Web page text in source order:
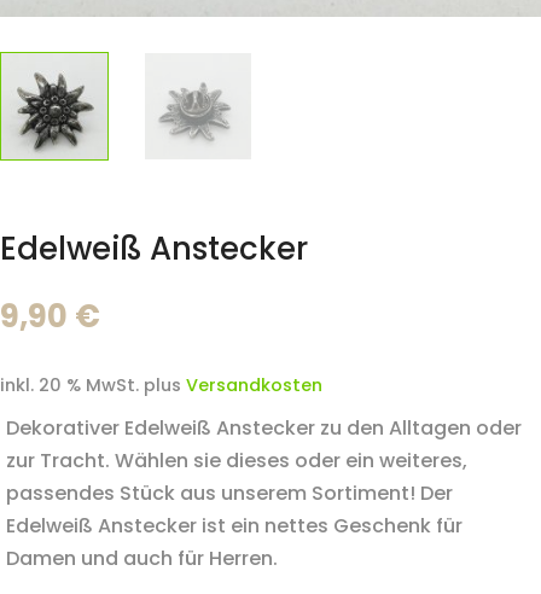
Edelweiß Anstecker
9,90 €
inkl. 20 % MwSt. plus Versandkosten
Dekorativer Edelweiß Anstecker zu den Alltagen oder
zur Tracht. Wählen sie dieses oder ein weiteres,
passendes Stück aus unserem Sortiment! Der
Edelweiß Anstecker ist ein nettes Geschenk für
Damen und auch für Herren.